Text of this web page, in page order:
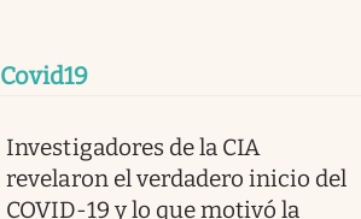
Covid19
Investigadores de la CIA
revelaron el verdadero inicio del
COVID-19 y lo que motivó la